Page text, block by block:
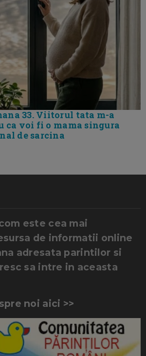
33. Viitorul tata m-a
ca voi fi o mama singura
de sarcina
este cea mai
de informatii online
adresata parintilor si
sa intre in aceasta
noi aici >>